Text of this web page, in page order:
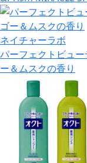
ネイチャーラボ
パーフェクトビュ
ー＆ムスクの香り